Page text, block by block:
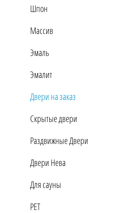
Шпон
Массив
Эмаль
Эмалит
Двери на заказ
Скрытые двери
Раздвижные Двери
Двери Нева
Для сауны
PET